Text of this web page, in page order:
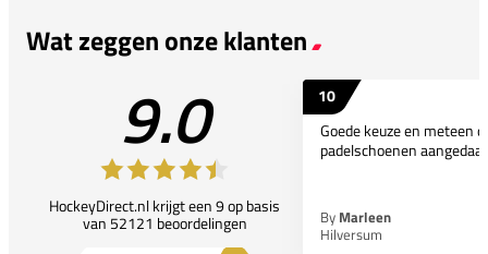
Wat zeggen onze klanten
9.0
HockeyDirect.nl krijgt een 9 op basis
van 52121 beoordelingen
10
Goede keuze en meteen
padelschoenen
By Marleen
Hilversum